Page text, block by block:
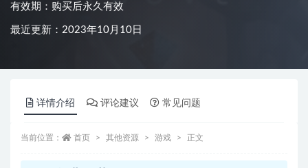
有效期：购买后永久有效
最近更新：2023年10月10日
详情介绍 评论建议 常见问题
当前位置： 首页 其他资源 游戏 正文